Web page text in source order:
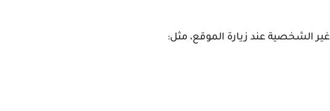
الشخصية عند زيارة الموقع، مثل: